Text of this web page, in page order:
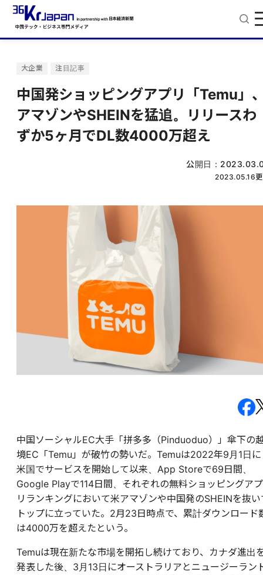
大企業 注目記事
中国発ショッピングアプリ「Temu」
アマゾンやSHEINを猛追。リリースわ
ずか5ヶ月でDL数4000万超え
公開日：
2023.05.16
中国ソーシャルEC大手「拼多多（Pinduoduo）」傘下の
境EC「Temu」が破竹の勢いだ。Temuは2022年9月1日に
米国でサービスを開始して以来、 App Storeで69日間、
Google Playで114日間、それぞれの無料ショッピングアプ
リランキングにおいて米アマゾンや中国発のSHEINを抜い
トップに立っていた。2月23日時点で、累計ダウンロード
は4000万を超えたという。
Temuは現在新たな市場を開拓し続けており、カナダ進出
発表した後、3月13日にオーストラリアとニュージーラン